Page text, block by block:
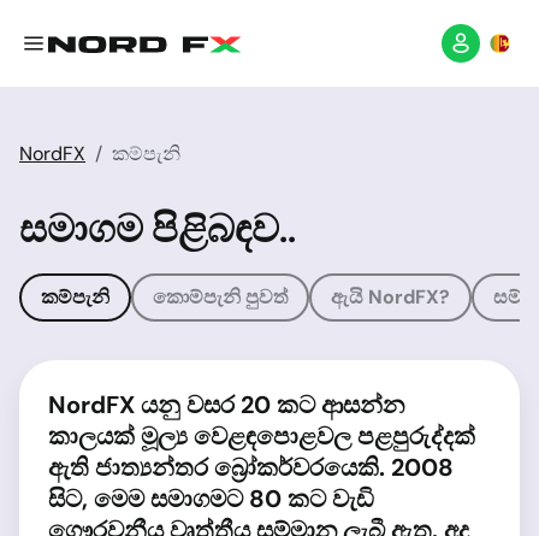
NordFX කම්පැනි
සමාගම පිළිබඳව..
කම්පැනි කොම්පැනි පුවත් ඇයි NordFX?
NordFX යනු වසර 20 කට ආසන්න
කාලයක් මූල්‍ය වෙළඳපොළවල පළපුරුද්දක්
ඇති ජාත්‍යන්තර බ්‍රෝකර්වරයෙකි. 2008
සිට, මෙම සමාගමට 80 කට වැඩි